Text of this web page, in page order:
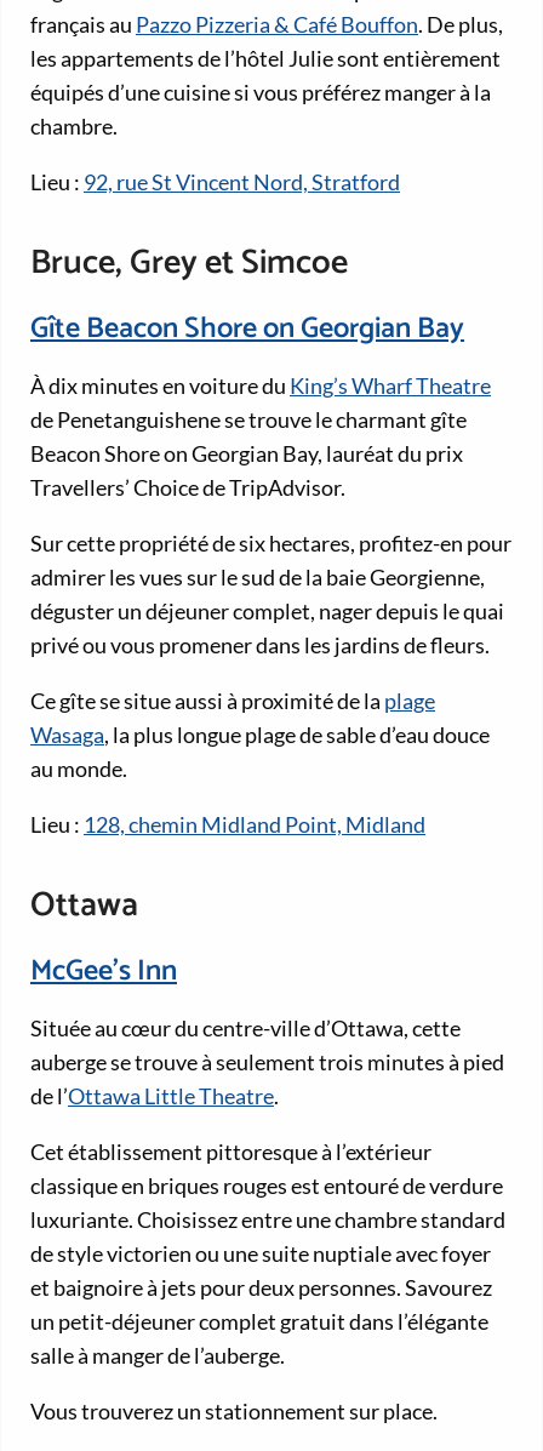
français au Pazzo Pizzeria & Café Bouffon. De plus,
les appartements de l’hôtel Julie sont entièrement
équipés d’une cuisine si vous préférez manger à la
chambre.
Lieu : 92, rue St Vincent Nord, Stratford
Bruce, Grey et Simcoe
Gîte Beacon Shore on Georgian Bay
À dix minutes en voiture du King’s Wharf Theatre
de Penetanguishene se trouve le charmant gîte
Beacon Shore on Georgian Bay, lauréat du prix
Travellers’ Choice de TripAdvisor.
Sur cette propriété de six hectares, profitez-en pour
admirer les vues sur le sud de la baie Georgienne,
déguster un déjeuner complet, nager depuis le quai
privé ou vous promener dans les jardins de fleurs.
Ce gîte se situe aussi à proximité de la plage
Wasaga, la plus longue plage de sable d’eau douce
au monde.
Lieu : 128, chemin Midland Point, Midland
Ottawa
McGee’s Inn
Située au cœur du centre-ville d’Ottawa, cette
auberge se trouve à seulement trois minutes à pied
de l’Ottawa Little Theatre.
Cet établissement pittoresque à l’extérieur
classique en briques rouges est entouré de verdure
luxuriante. Choisissez entre une chambre standard
de style victorien ou une suite nuptiale avec foyer
et baignoire à jets pour deux personnes. Savourez
un petit-déjeuner complet gratuit dans l’élégante
salle à manger de l’auberge.
Vous trouverez un stationnement sur place.